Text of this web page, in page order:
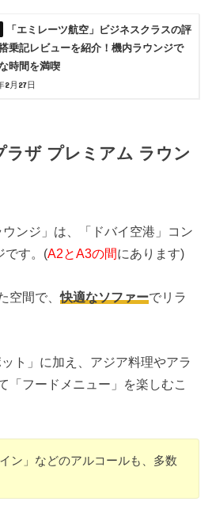
「エミレーツ航空」ビジネスクラスの評
乗記レビューを紹介！機内ラウンジで
時間を満喫
2月27日
ラザ プレミアム ラウン
ウンジ」は、「ドバイ空港」コン
です。(A2とA3の間にあります)
空間で、快適なソファーでリラ
ト」に加え、アジア料理やアラ
「フードメニュー」を楽しむこ
ン」などのアルコールも、多数